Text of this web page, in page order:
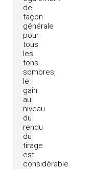
de
façon
générale
pour
tous
les
tons
sombres,
le
gain
au
niveau
du
rendu
du
tirage
est
considérable.